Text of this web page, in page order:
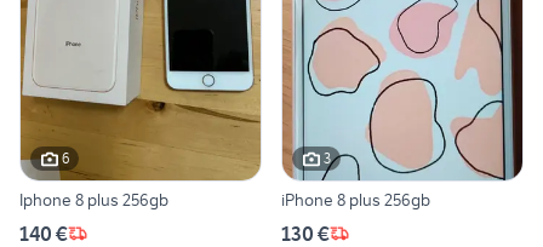
6
Iphone 8 plus 256gb
140 €
3
iPhone 8 plus 256gb
130 €